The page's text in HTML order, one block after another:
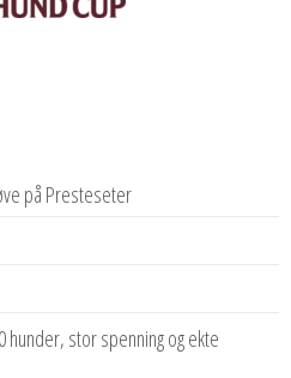
på Presteseter
hunder, stor spenning og ekte